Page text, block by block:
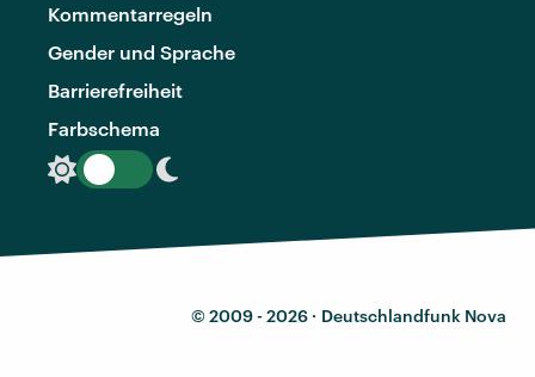
Kommentarregeln
Gender und Sprache
Barrierefreiheit
Farbschema
© 2009 - 2026 · Deutschlandfunk Nova